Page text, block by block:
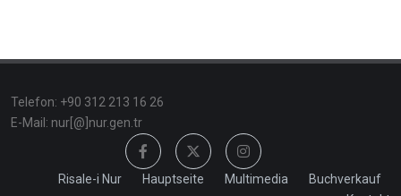
Telefon: +90 312 213 16 26
E-Mail: nur[@]nur.gen.tr
Risale-i Nur Hauptseite Multimedia
Buchverkauf